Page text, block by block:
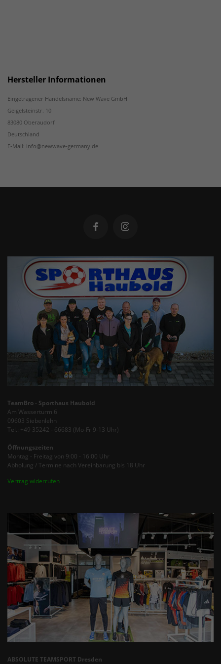
Hersteller Informationen
Eingetragener Handelsname: New Wave GmbH
Geigelsteinstr. 10
83080 Oberaudorf
Deutschland
E-Mail: info@newwave-germany.de
TeamBro - Sporthaus Haubold
Am Wasserturm 6
09603 Siebenlehn
Tel.: +49 35242 - 66683 (Mo-Fr 9-13 Uhr)
Öffnungszeiten
Montag - Freitag von 9:00 - 16:00 Uhr
Abholung / Termine nach Vereinbarung bis 18 Uhr
Vertrag widerrufen
ABSOLUTE TEAMSPORT Dresden